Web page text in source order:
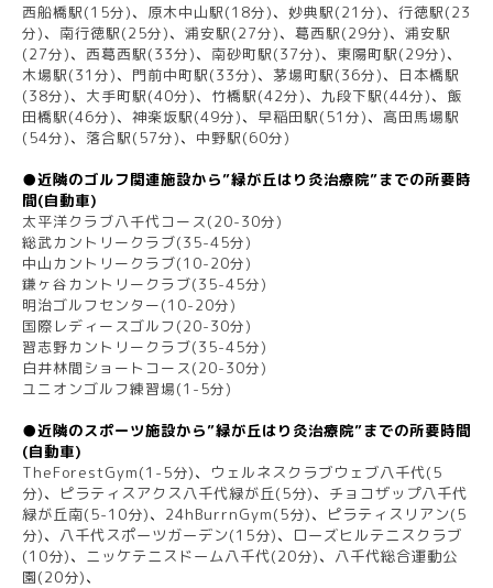
西船橋駅(15分)、 原木中山駅(18分)、 妙典駅(21分)、 行徳駅(23
分)、 南行徳駅(25分)、 浦安駅(27分)、 葛西駅(29分)、 浦安駅
(27分)、 西葛西駅(33分)、 南砂町駅(37分)、 東陽町駅(29分)、
木場駅(31分)、 門前中町駅(33分)、 茅場町駅(36分)、
日本橋駅
(38分)、 大手町駅(40分)、 竹橋駅(42分)、 九段下駅(44分)、 飯
田橋駅(46分)、 神楽坂駅(49分)、 早稲田駅(51分)、 高田馬場駅
(54分)、 落合駅(57分)、 中野駅(60分)
●近隣のゴルフ関連施設から”緑が丘はり灸治療院”までの所要時
間(自動車)
太平洋クラブ八千代コース(20-30分)
総武カントリークラブ(35-45分)
中山カントリークラブ(10-20分)
鎌ヶ谷カントリークラブ(35-45分)
明治ゴルフセンター(10-20分)
国際レディースゴルフ(20-30分)
習志野カントリークラブ(35-45分)
白井林間ショートコース(20-30分)
ユニオンゴルフ練習場(1-5分)
●近隣のスポーツ施設から”緑が丘はり灸治療院”までの所要時間
(自動車)
TheForestGym(1-5分)、
ウェルネスクラブウェブ八千代(5
分)、 ピラティスアクス八千代緑が丘(5分)、 チョコザップ八千代
緑が丘南(5-10分)、 24hBurrnGym(5分)、
ピラティスリアン(5
分)、 八千代スポーツガーデン(15分)、
ローズヒルテニスクラブ
(10分)、 ニッケテニスドーム八千代(20分)、 八千代総合運動公
園(20分)、